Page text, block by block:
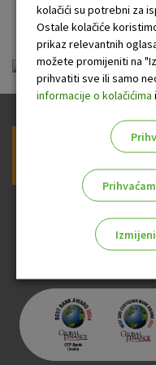
ou-visa-
Prijava na
kolačići su potrebni za
Ostale kolačiće
prikaz relevantnih
možete promijeniti na
prihvatiti sve ili samo
informacije o kolačićima